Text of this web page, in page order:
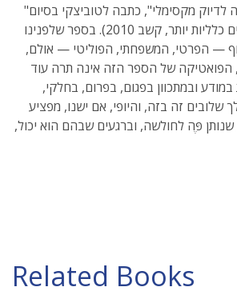
"מישהו מכוון את העדשה לדיוק מקסימלי", כתבה לטוביצקי בסיום
ספרה הקודם (נסי מִלים כלליות יותר, קשב 2010). בספר שלפנינו
— הפרטי, המשפחתי, הפוליטי — אולם,
הפואטיקה של הספר הזה אינה תרה עוד
ובמתכוון בפגום, בפרום, בחלקי,
שלובים זה בזה, והיופי, אם ישנו, מפציע
פֶּה לחולשה, וברגעים שבהם הוא יכול,
Related Books